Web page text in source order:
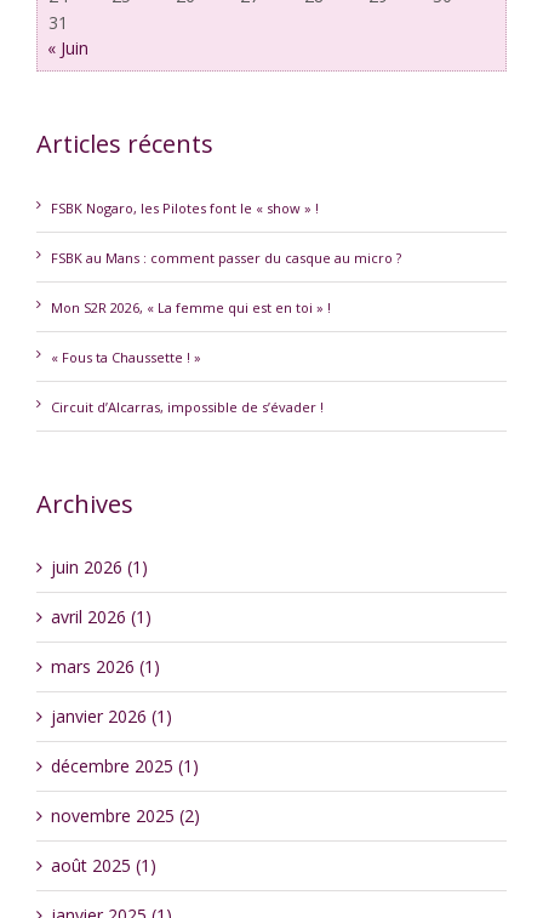
31
« Juin
Articles récents
FSBK Nogaro, les Pilotes font le « show » !
FSBK au Mans : comment passer du casque au micro ?
Mon S2R 2026, « La femme qui est en toi » !
« Fous ta Chaussette ! »
Circuit d’Alcarras, impossible de s’évader !
Archives
juin 2026 (1)
avril 2026 (1)
mars 2026 (1)
janvier 2026 (1)
décembre 2025 (1)
novembre 2025 (2)
août 2025 (1)